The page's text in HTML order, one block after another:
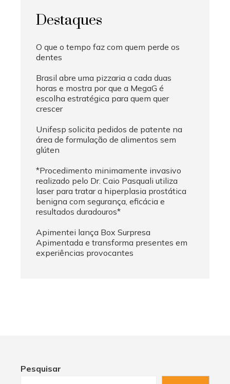
Destaques
O que o tempo faz com quem perde os
dentes
Brasil abre uma pizzaria a cada duas
horas e mostra por que a MegaG é
escolha estratégica para quem quer
crescer
Unifesp solicita pedidos de patente na
área de formulação de alimentos sem
glúten
*Procedimento minimamente invasivo
realizado pelo Dr. Caio Pasquali utiliza
laser para tratar a hiperplasia prostática
benigna com segurança, eficácia e
resultados duradouros*
Apimentei lança Box Surpresa
Apimentada e transforma presentes em
experiências provocantes
Pesquisar